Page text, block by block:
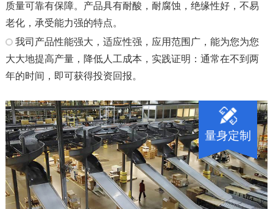
质量可靠有保障。产品具有耐酸，耐腐蚀，绝缘性好，不易
老化，承受能力强的特点。
我司产品性能强大，适应性强，应用范围广，能为您为您
大大地提高产量，降低人工成本，实践证明：通常在不到两
年的时间，即可获得投资回报。
量身定制